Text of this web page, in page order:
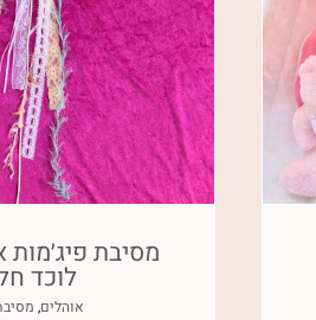
מסיבת פיג׳מות
לוכד
אוהלים,